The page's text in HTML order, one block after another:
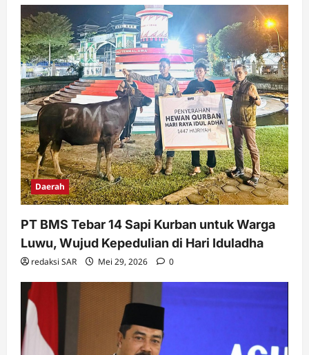
Daerah
PT BMS Tebar 14 Sapi Kurban untuk Warga
Luwu, Wujud Kepedulian di Hari Iduladha
redaksi SAR Mei 29, 2026 0